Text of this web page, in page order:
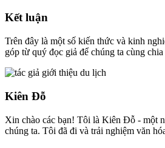
Kết luận
Trên đây là một số kiến thức và kinh
góp từ quý đọc giả để chúng ta cùng
Kiên Đỗ
Xin chào các bạn! Tôi là Kiên Đỗ - một
chúng ta. Tôi đã đi và trải nghiệm văn